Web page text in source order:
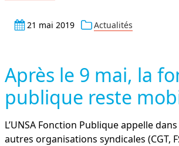
21 mai 2019 Actualités
Après le 9 mai, la
publique reste
L’UNSA Fonction Publique appelle
autres organisations syndicales (CGT,